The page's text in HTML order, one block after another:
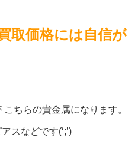
取価格には自信が
ちらの貴金属になります。
スなどです(‘;’)